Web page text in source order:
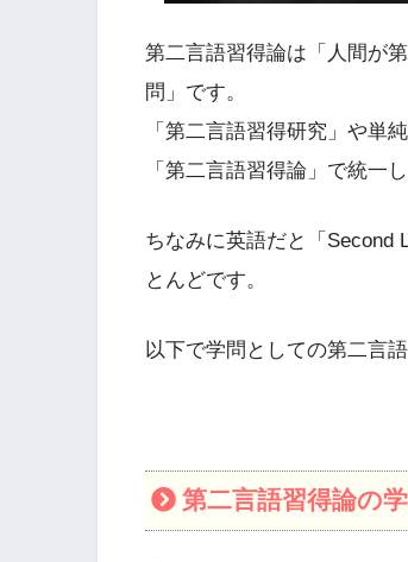
第二言語習得論は「人間が
問」です。
「第二言語習得研究」や単
「第二言語習得論」で統一
ちなみに英語だと「Second
とんどです。
以下で学問としての第二言
第二言語習得論の